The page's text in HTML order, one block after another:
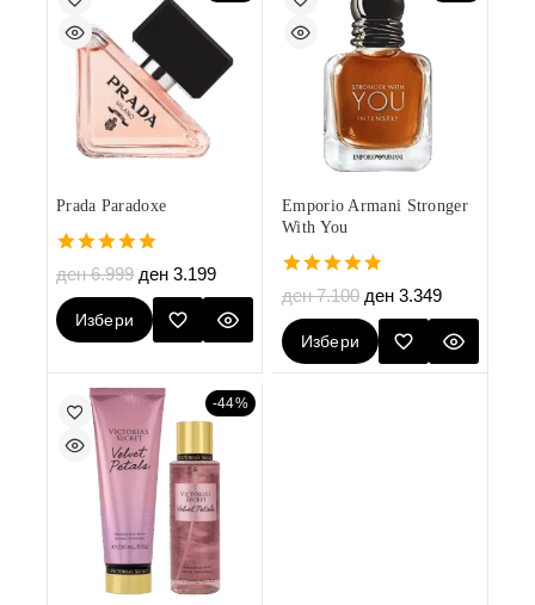
Prada Paradoxe
5.00
out of 5
ден6.999 ден 3.199
Избери
Emporio Armani Stronger
With You
4.75
out of 5
ден7.100 ден 3.349
Избери
Опции
-44%